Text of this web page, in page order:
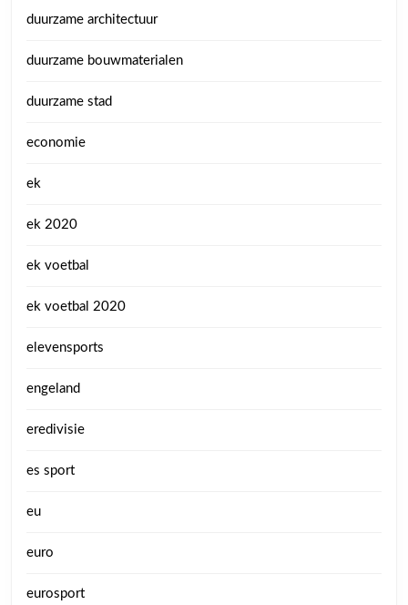
duurzame architectuur
duurzame bouwmaterialen
duurzame stad
economie
ek
ek 2020
ek voetbal
ek voetbal 2020
elevensports
engeland
eredivisie
es sport
eu
euro
eurosport